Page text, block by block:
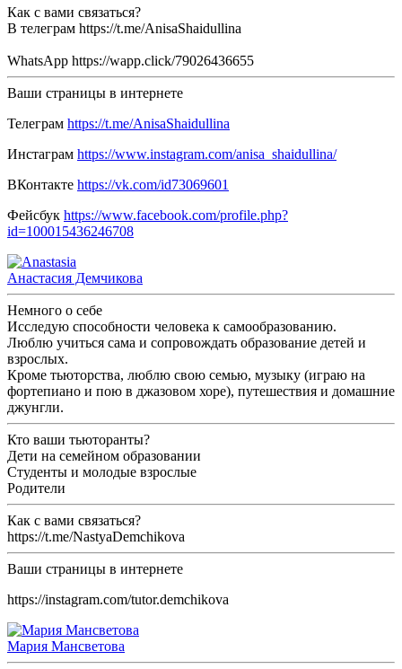
Как с вами связаться?
В телеграм https://t.me/AnisaShaidullina
WhatsApp https://wapp.click/79026436655
Ваши страницы в интернете
Телеграм https://t.me/AnisaShaidullina
Инстаграм https://www.instagram.com/anisa_shaidullina/
ВКонтакте https://vk.com/id73069601
Фейсбук https://www.facebook.com/profile.php?
id=100015436246708
Анастасия Демчикова
Немного о себе
Исследую способности человека к самообразованию.
Люблю учиться сама и сопровождать образование детей и
взрослых.
Кроме тьюторства, люблю свою семью, музыку (играю на
фортепиано и пою в джазовом хоре), путешествия и домашние
джунгли.
Кто ваши тьюторанты?
Дети на семейном образовании
Студенты и молодые взрослые
Родители
Как с вами связаться?
https://t.me/NastyaDemchikova
Ваши страницы в интернете
https://instagram.com/tutor.demchikova
Мария Мансветова